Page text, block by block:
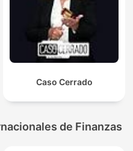
Caso Cerrado
de Finanzas